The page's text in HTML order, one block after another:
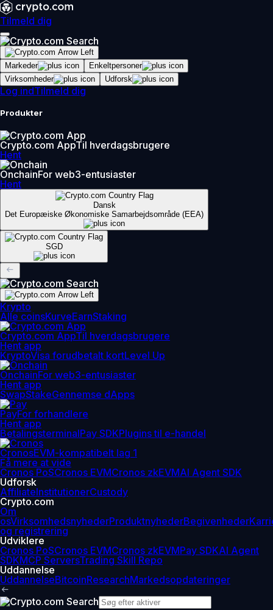
Tilmeld dig
Markeder
Enkeltpersoner
Virksomheder
Udforsk
Log indTilmeld dig
Produkter
Crypto.com AppTil hverdagsbrugere
Hent
OnchainFor web3-entusiaster
Hent
Dansk
Det Europæiske Økonomiske Samarbejdsområde (EEA)
SGD
Krypto
Alle coinsKurveEarnStaking
Crypto.com AppTil hverdagsbrugere
Hent app
KryptoVisa forudbetalt kortLevel Up
OnchainFor web3-entusiaster
Hent app
SwapStakeGennemse dApps
PayFor forhandlere
Hent app
BetalingsterminalPay SDKPlugins til e-handel
CronosEVM-kompatibelt lag 1
Få mere at vide
Cronos PoSCronos EVMCronos zkEVMAI Agent SDK
Udforsk
AffiliateInstitutionerCustody
Crypto.com
Om
osVirksomhedsnyhederProduktnyhederBegivenheder
og registrering
Udviklere
Cronos PoSCronos EVMCronos zkEVMPay SDKAI Agent
SDKMCP ServersTrading Skill Repo
Uddannelse
UddannelseBitcoinResearchMarkedsopdateringer